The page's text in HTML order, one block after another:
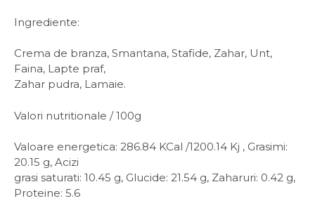
Ingrediente:
Crema de branza, Smantana, Stafide, Zahar, Unt,
Faina, Lapte praf,
Zahar pudra, Lamaie.
Valori nutritionale / 100g
Valoare energetica: 286.84 KCal /1200.14 Kj , Grasimi:
20.15 g, Acizi
grasi saturati: 10.45 g, Glucide: 21.54 g, Zaharuri: 0.42 g,
Proteine: 5.6